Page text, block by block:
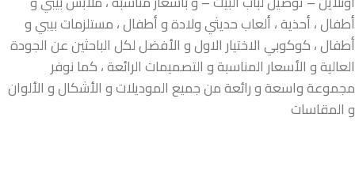
أطفال ، أحذية ، ألعاب حديثي ولادة و أطفال ، مستلزمات بيبي و
أطفال ، كوكوبي الاختيار الاول و الأفضل لكل الباحثين عن الجودة
العالية و الأسعار المناسبة و التصميمات الرائعة ، كما نوفر
مجموعة واسعة و رائعة من جميع الموديلات و الأشكال و الألوان
و المقاسات